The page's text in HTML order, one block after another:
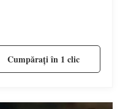
Cumpărați în 1 clic